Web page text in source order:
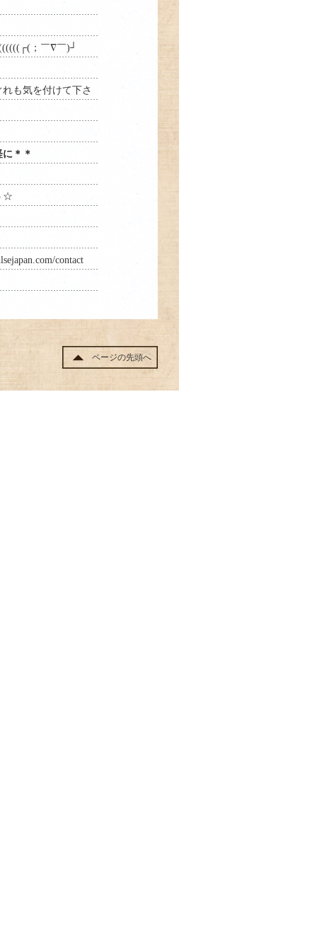
；￣∇￣)┘
も気を付けて下さ
＊＊
☆
contact
ページの先頭へ